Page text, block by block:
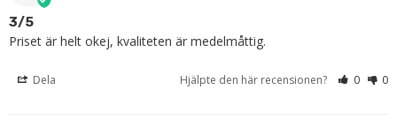
3/5
Priset är helt okej, kvaliteten är medelmåttig.
Dela Hjälpte den här recensionen? 0 0